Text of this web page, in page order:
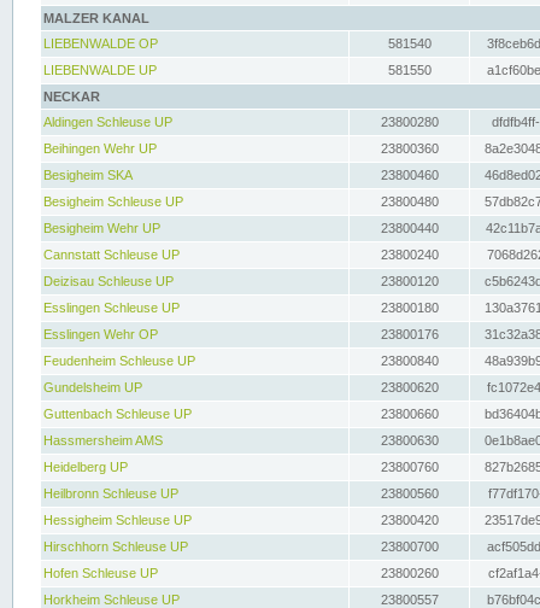
MALZER KANAL
LIEBENWALDE OP
581540
LIEBENWALDE UP
581550
NECKAR
Aldingen Schleuse UP
23800280
Beihingen Wehr UP
23800360
Besigheim SKA
23800460
Besigheim Schleuse UP
23800480
Besigheim Wehr UP
23800440
Cannstatt Schleuse UP
23800240
Deizisau Schleuse UP
23800120
Esslingen Schleuse UP
23800180
Esslingen Wehr OP
23800176
Feudenheim Schleuse UP
23800840
Gundelsheim UP
23800620
Guttenbach Schleuse UP
23800660
Hassmersheim AMS
23800630
Heidelberg UP
23800760
Heilbronn Schleuse UP
23800560
Hessigheim Schleuse UP
23800420
Hirschhorn Schleuse UP
23800700
Hofen Schleuse UP
23800260
Horkheim Schleuse UP
23800557